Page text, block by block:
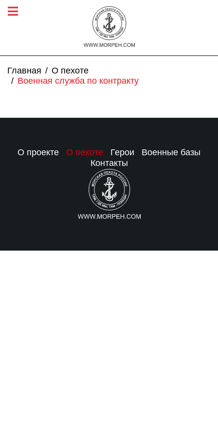
Главная
О пехоте
Военная служба по контракту
О проекте О пехоте Герои
Военные базы
Контакты